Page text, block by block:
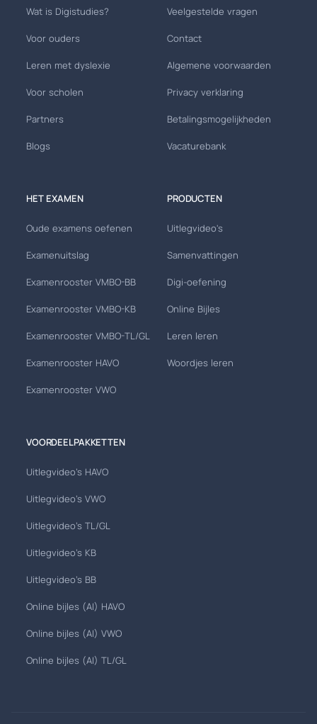
Wat is Digistudies?
Voor ouders
Leren met dyslexie
Voor scholen
Partners
Blogs
Veelgestelde vragen
Contact
Algemene voorwaarden
Privacy verklaring
Betalingsmogelijkheden
Vacaturebank
HET EXAMEN
Oude examens oefenen
Examenuitslag
Examenrooster VMBO-BB
Examenrooster VMBO-KB
Examenrooster VMBO-TL/GL
Examenrooster HAVO
Examenrooster VWO
PRODUCTEN
Uitlegvideo's
Samenvattingen
Digi-oefening
Online Bijles
Leren leren
Woordjes leren
VOORDEELPAKKETTEN
Uitlegvideo's HAVO
Uitlegvideo's VWO
Uitlegvideo's TL/GL
Uitlegvideo's KB
Uitlegvideo's BB
Online bijles (AI) HAVO
Online bijles (AI) VWO
Online bijles (AI) TL/GL